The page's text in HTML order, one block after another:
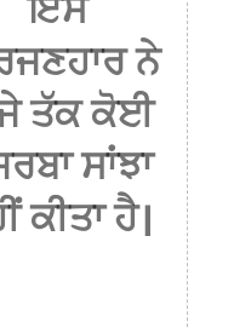
ਨੇ
ਤੱਕ ਕੋਈ
ਸਾਂਝਾ
ਕੀਤਾ ਹੈ।